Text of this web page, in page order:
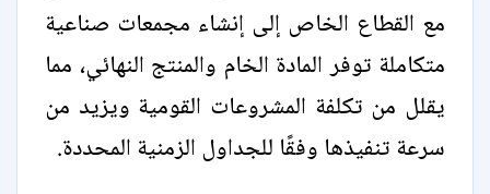
مع القطاع الخاص إلى إنشاء مجمعات صناعية
متكاملة توفر المادة الخام والمنتج النهائي، مما
يقلل من تكلفة المشروعات القومية ويزيد من
سرعة تنفيذها وفقًا للجداول الزمنية المحددة.